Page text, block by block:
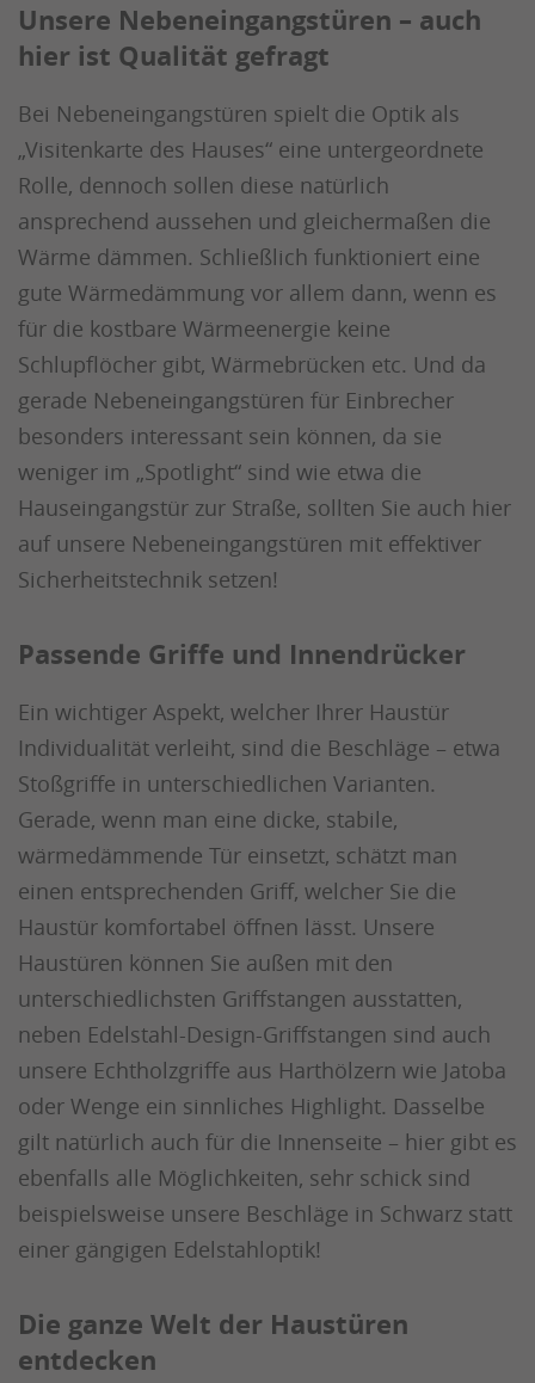
Unsere Nebeneingangstüren – auch
hier ist Qualität gefragt
Bei Nebeneingangstüren spielt die Optik als
„Visitenkarte des Hauses“ eine untergeordnete
Rolle, dennoch sollen diese natürlich
ansprechend aussehen und gleichermaßen die
Wärme dämmen. Schließlich funktioniert eine
gute Wärmedämmung vor allem dann, wenn es
für die kostbare Wärmeenergie keine
Schlupflöcher gibt, Wärmebrücken etc. Und da
gerade Nebeneingangstüren für Einbrecher
besonders interessant sein können, da sie
weniger im „Spotlight“ sind wie etwa die
Hauseingangstür zur Straße, sollten Sie auch hier
auf unsere Nebeneingangstüren mit effektiver
Sicherheitstechnik setzen!
Passende Griffe und Innendrücker
Ein wichtiger Aspekt, welcher Ihrer Haustür
Individualität verleiht, sind die Beschläge – etwa
Stoßgriffe in unterschiedlichen Varianten.
Gerade, wenn man eine dicke, stabile,
wärmedämmende Tür einsetzt, schätzt man
einen entsprechenden Griff, welcher Sie die
Haustür komfortabel öffnen lässt. Unsere
Haustüren können Sie außen mit den
unterschiedlichsten Griffstangen ausstatten,
neben Edelstahl-Design-Griffstangen sind auch
unsere Echtholzgriffe aus Harthölzern wie Jatoba
oder Wenge ein sinnliches Highlight. Dasselbe
gilt natürlich auch für die Innenseite – hier gibt es
ebenfalls alle Möglichkeiten, sehr schick sind
beispielsweise unsere Beschläge in Schwarz statt
einer gängigen Edelstahloptik!
Die ganze Welt der Haustüren
entdecken